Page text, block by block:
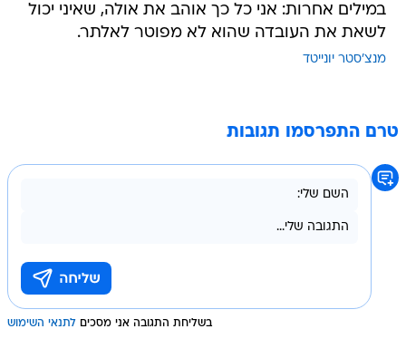
במילים אחרות: אני כל כך אוהב את אולה, שאיני יכול
לשאת את העובדה שהוא לא מפוטר לאלתר.
מנצ'סטר יונייטד
טרם התפרסמו תגובות
בשליחת התגובה אני מסכים לתנאי השימוש